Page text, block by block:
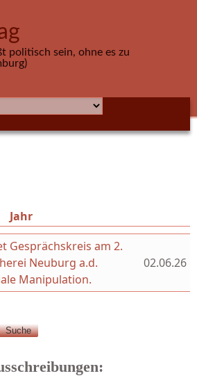
politisch sein, ohne es zu
(aktiver Reiter)
Jahr
Gesprächskreis am 2.
Neuburg a.d.
Manipulation.
02.06.26